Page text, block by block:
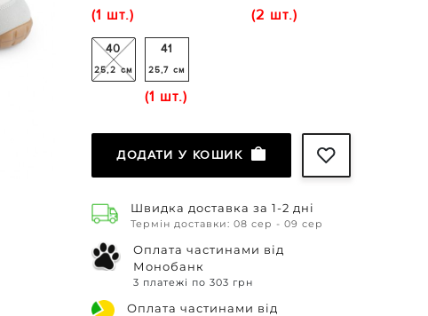
(1 шт.) (2 шт.)
40
25,2 см
41
25,7 см
(1 шт.)
ДОДАТИ У КОШИК
Швидка доставка за 1-2 дні
Термін доставки: 08 сер - 09 сер
Оплата частинами від
Монобанк
3 платежі по 303 грн
Оплата частинами від